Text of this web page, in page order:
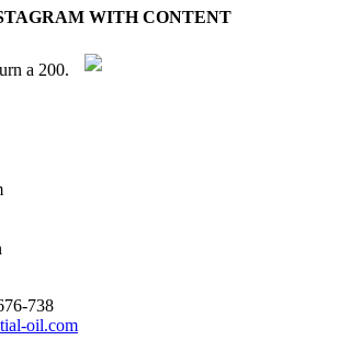
WITH CONTENT
a 200.
738
oil.com